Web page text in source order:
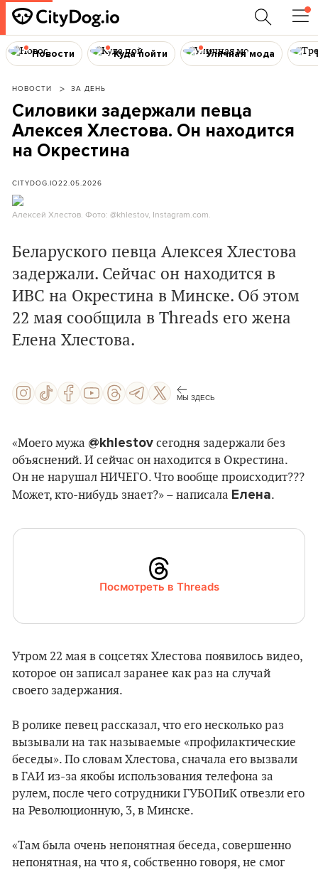
Новости Куда пойти Уличная мода
НОВОСТИ ЗА ДЕНЬ
Силовики задержали певца
Алексея Хлестова. Он находится
на Окрестина
CITYDOG.IO22.05.2026
Алексей Хлестов. Фото: @khlestov, Instagram.com.
Беларуского певца Алексея Хлестова
задержали. Сейчас он находится в
ИВС на Окрестина в Минске. Об этом
22 мая сообщила в Threads его жена
Елена Хлестова.
МЫ ЗДЕСЬ
«Моего мужа @khlestov сегодня задержали без
объяснений. И сейчас он находится в Окрестина.
Он не нарушал НИЧЕГО. Что вообще происходит???
Может, кто-нибудь знает?» – написала Елена.
Посмотреть в Threads
Утром 22 мая в соцсетях Хлестова появилось видео,
которое он записал заранее как раз на случай
своего задержания.
В ролике певец рассказал, что его несколько раз
вызывали на так называемые «профилактические
беседы». По словам Хлестова, сначала его вызвали
в ГАИ из-за якобы использования телефона за
рулем, после чего сотрудники ГУБОПиК отвезли его
на Революционную, 3, в Минске.
«Там была очень непонятная беседа, совершенно
непонятная, на что я, собственно говоря, не смог